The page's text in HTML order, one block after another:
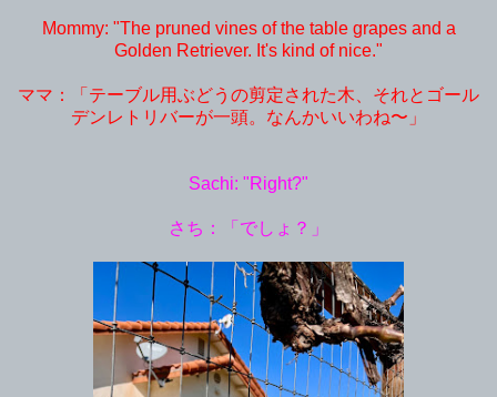
Mommy: "The pruned vines of the table grapes and a
Golden Retriever. It's kind of nice."
ママ：「テーブル用ぶどうの剪定された木、それとゴール
デンレトリバーが一頭。なんかいいわね〜」
Sachi: "Right?"
さち：「でしょ？」